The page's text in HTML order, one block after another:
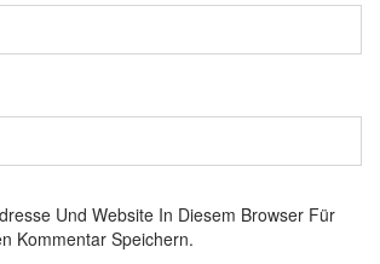
Und Website In Diesem Browser Für
Kommentar Speichern.